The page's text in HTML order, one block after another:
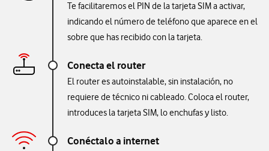
Te facilitaremos el PIN de la tarjeta SIM a activar,
indicando el número de teléfono que aparece en el
sobre que has recibido con la tarjeta.
Conecta el router
El router es autoinstalable, sin instalación, no
requiere de técnico ni cableado. Coloca el router,
introduces la tarjeta SIM, lo enchufas y listo.
Conéctalo a internet